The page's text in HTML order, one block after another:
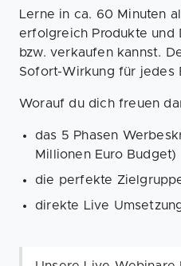
Lerne in ca. 60 Minuten
erfolgreich Produkte und
bzw. verkaufen kannst.
Sofort-Wirkung für jedes
Worauf du dich freuen
das 5 Phasen
Millionen Euro Budget)
die perfekte
direkte Live